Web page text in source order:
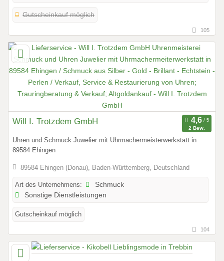
Gutscheinkauf möglich
105
Will I. Trotzdem GmbH
2 Bew.
Uhren und Schmuck Juwelier mit Uhrmachermeisterwerkstatt in
89584 Ehingen
89584 Ehingen (Donau), Baden-Württemberg, Deutschland
Art des Unternehmens:
Schmuck
Sonstige Dienstleistungen
Gutscheinkauf möglich
104